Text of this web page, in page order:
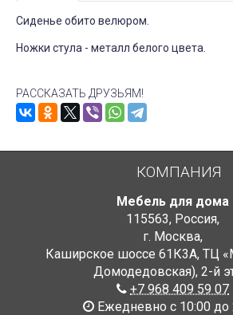
Сиденье обито велюром.
Ножки стула - металл белого цвета.
РАССКАЗАТЬ ДРУЗЬЯМ!
КОМПАНИЯ
Мебель для дома
115563, Россия,
г. Москва,
Каширское шоссе 61К3А, ТЦ
Домодедовская), 2-й
+7 968 409 59 07
Ежедневно с 10:00 до